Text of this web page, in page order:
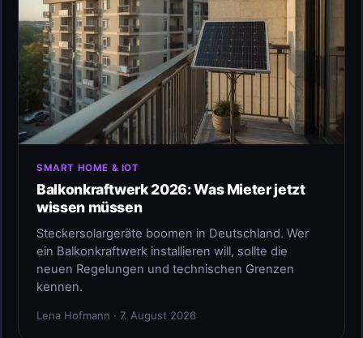
SMART HOME & IOT
Balkonkraftwerk 2026: Was Mieter jetzt
wissen müssen
Steckersolargeräte boomen in Deutschland. Wer
ein Balkonkraftwerk installieren will, sollte die
neuen Regelungen und technischen Grenzen
kennen.
Lena Hofmann · 7. August 2026